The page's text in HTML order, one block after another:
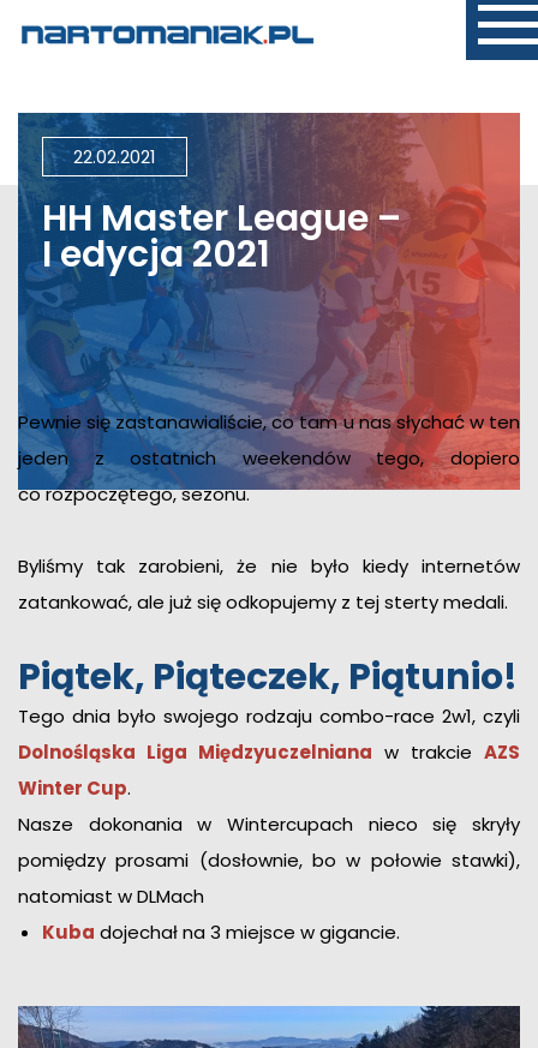
22.02.2021
HH Master League –
I edycja 2021
Pewnie się zastanawialiście, co tam u nas słychać w ten
jeden z ostatnich weekendów tego, dopiero
co rozpoczętego, sezonu.
Byliśmy tak zarobieni, że nie było kiedy internetów
zatankować, ale już się odkopujemy z tej sterty medali.
Piątek, Piąteczek, Piątunio!
Tego dnia było swojego rodzaju combo-race 2w1, czyli
Dolnośląska Liga Międzyuczelniana w trakcie AZS
Winter Cup.
Nasze dokonania w Wintercupach nieco się skryły
pomiędzy prosami (dosłownie, bo w połowie stawki),
natomiast w DLMach
Kuba dojechał na 3 miejsce w gigancie.